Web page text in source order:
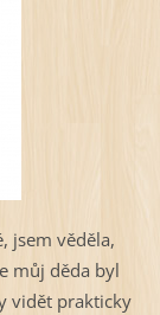
jsem věděla,
můj děda byl
vidět prakticky